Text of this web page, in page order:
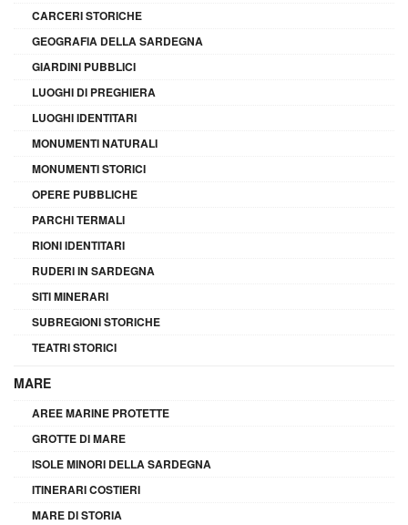
CARCERI STORICHE
GEOGRAFIA DELLA SARDEGNA
GIARDINI PUBBLICI
LUOGHI DI PREGHIERA
LUOGHI IDENTITARI
MONUMENTI NATURALI
MONUMENTI STORICI
OPERE PUBBLICHE
PARCHI TERMALI
RIONI IDENTITARI
RUDERI IN SARDEGNA
SITI MINERARI
SUBREGIONI STORICHE
TEATRI STORICI
MARE
AREE MARINE PROTETTE
GROTTE DI MARE
ISOLE MINORI DELLA SARDEGNA
ITINERARI COSTIERI
MARE DI STORIA